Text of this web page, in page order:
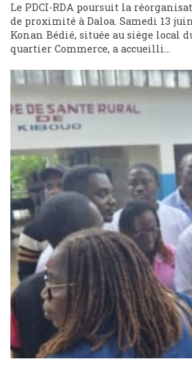
Le PDCI-RDA poursuit la
de proximité à Daloa. Samedi 13
Konan Bédié, située au siège local
quartier Commerce, a accueilli...